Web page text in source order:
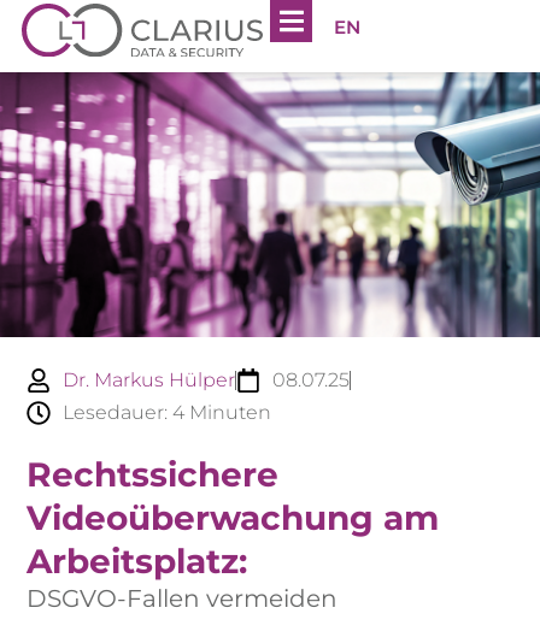
EN
Dr. Markus Hülper
08.07.25
Lesedauer: 4 Minuten
Rechtssichere
Videoüberwachung am
Arbeitsplatz:
DSGVO-Fallen vermeiden